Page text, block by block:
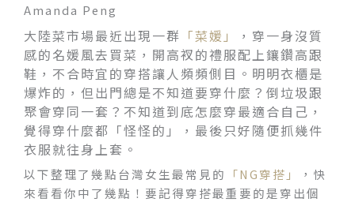
Amanda Peng
大陸菜市場最近出現一群 「菜媛」
，穿一身沒質
感的名媛風去買菜，開高衩的禮服配上鑲鑽高跟
鞋，不合時宜的穿搭讓人頻頻側目。明明衣櫃是
爆炸的，但出門總是不知道要穿什麼？倒垃圾跟
聚會穿同一套？不知道到底怎麼穿最適合自己，
覺得穿什麼都「怪怪的」，最後只好隨便抓幾件
衣服就往身上套。
以下整理了幾點台灣女生最常見的 「NG穿搭」
，快
來看看你中了幾點！要記得穿搭最重要的是穿出個